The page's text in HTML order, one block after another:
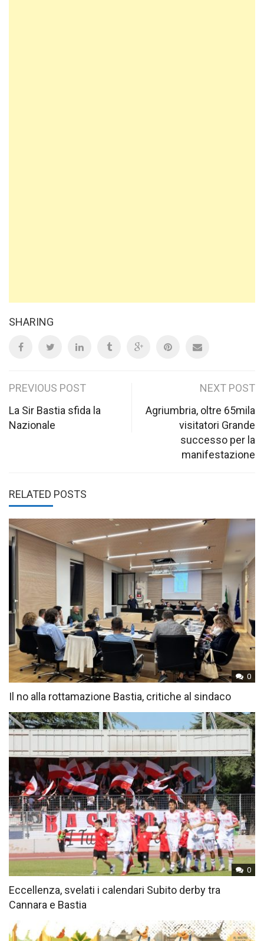
SHARING
Post
navigation
PREVIOUS POST
La Sir Bastia sfida la
Nazionale
NEXT POST
Agriumbria, oltre 65mila
visitatori Grande
successo per la
manifestazione
RELATED POSTS
0
Il no alla rottamazione Bastia, critiche al sindaco
0
Eccellenza, svelati i calendari Subito derby tra
Cannara e Bastia